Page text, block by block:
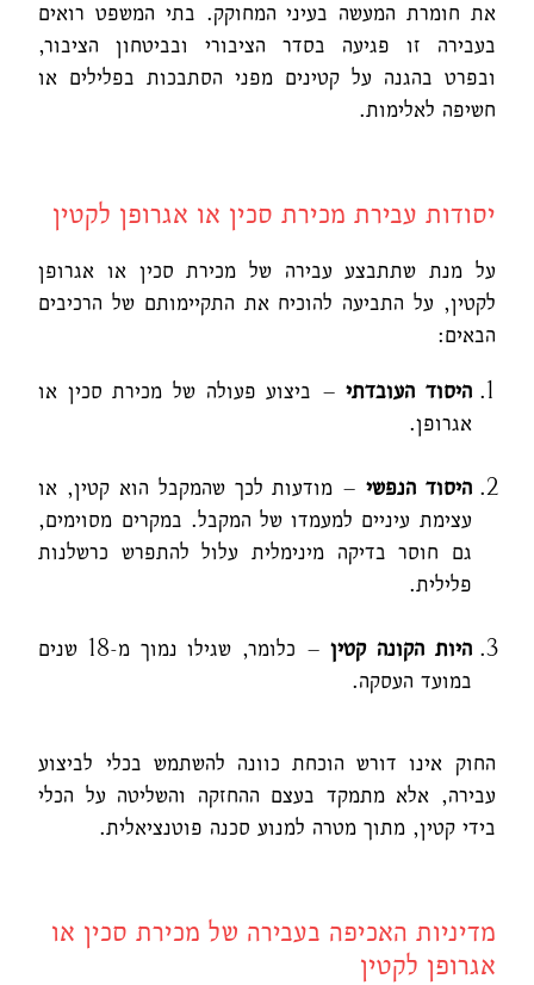
את חומרת המעשה בעיני המחוקק. בתי המשפט רואים
בעבירה זו פגיעה בסדר הציבורי ובביטחון הציבור,
ובפרט בהגנה על קטינים מפני הסתבכות בפלילים או
חשיפה לאלימות.
יסודות עבירת מכירת סכין או אגרופן לקטין
על מנת שתתבצע עבירה של מכירת סכין או אגרופן
לקטין, על התביעה להוכיח את התקיימותם של הרכיבים
הבאים:
היסוד העובדתי– ביצוע פעולה של מכירת סכין או
אגרופן.
היסוד הנפשי – מודעות לכך שהמקבל הוא קטין, או
עצימת עיניים למעמדו של המקבל. במקרים מסוימים,
גם חוסר בדיקה מינימלית עלול להתפרש כרשלנות
פלילית.
היות הקונה קטין
– כלומר, שגילו נמוך מ-18 שנים
במועד העסקה.
החוק אינו דורש הוכחת כוונה להשתמש בכלי לביצוע
עבירה, אלא מתמקד בעצם ההחזקה והשליטה על הכלי
בידי קטין, מתוך מטרה למנוע סכנה פוטנציאלית.
מדיניות האכיפה בעבירה של מכירת סכין או
אגרופן לקטין